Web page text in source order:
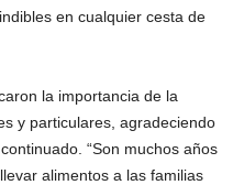
en cualquier cesta de
la importancia de la
y particulares, agradeciendo
“Son muchos años
alimentos a las familias